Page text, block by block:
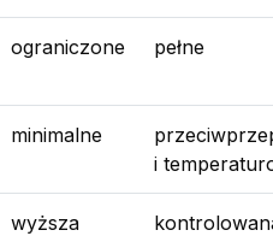
ograniczone pełne
minimalne
i
wyższa